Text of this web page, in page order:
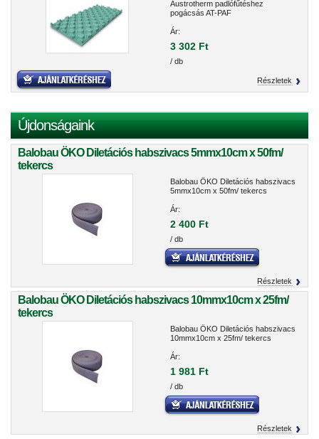
Austrotherm padlófűtéshez
pogácsás AT-PAF
Ár:
3 302 Ft
/ db
Részletek
Újdonságaink
Balobau ÖKO Diletációs habszivacs 5mmx10cm x 50fm/
tekercs
Balobau ÖKO Diletációs habszivacs
5mmx10cm x 50fm/ tekercs
Ár:
2 400 Ft
/ db
Részletek
Balobau ÖKO Diletációs habszivacs 10mmx10cm x 25fm/
tekercs
Balobau ÖKO Diletációs habszivacs
10mmx10cm x 25fm/ tekercs
Ár:
1 981 Ft
/ db
Részletek